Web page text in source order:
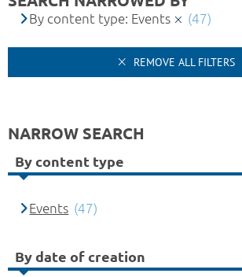
By content type: Events (47)
REMOVE ALL FILTERS
NARROW SEARCH
By content type
Events (47)
By date of creation